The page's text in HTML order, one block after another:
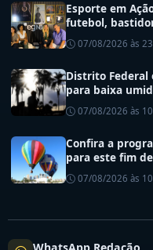
Esporte em
futebol,
esporte
07/08/2026 às
Distrito
para baixa
07/08/2026 às
Confira a
para este fim
07/08/2026 às